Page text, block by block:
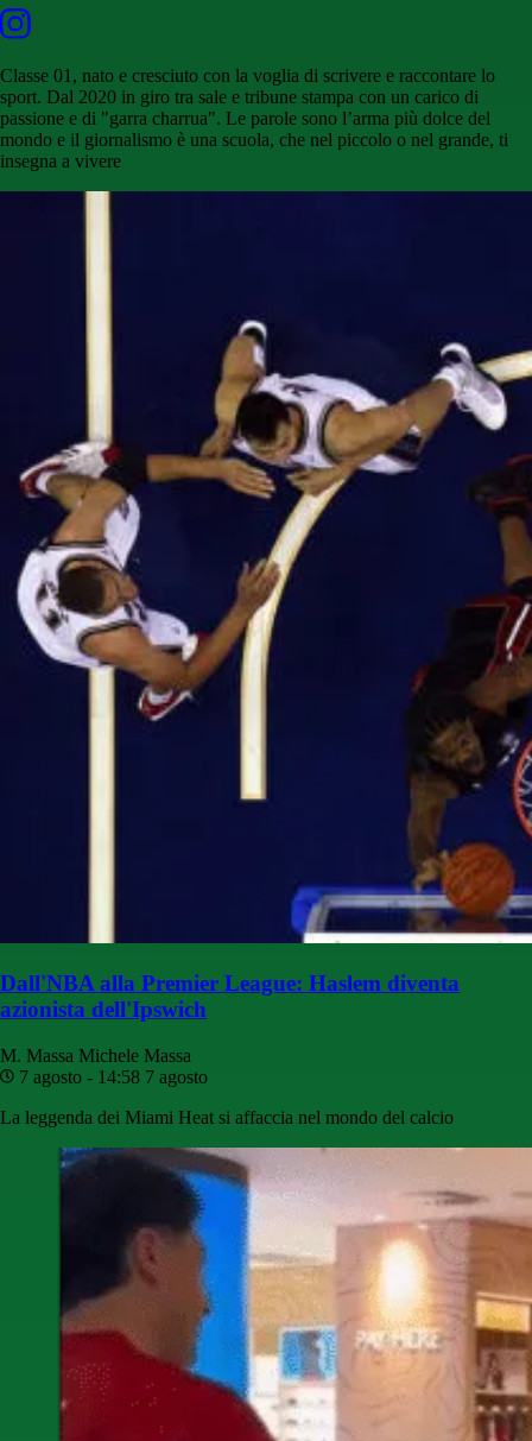
Classe 01, nato e cresciuto con la voglia di scrivere e raccontare lo
sport. Dal 2020 in giro tra sale e tribune stampa con un carico di
passione e di "garra charrua". Le parole sono l’arma più dolce del
mondo e il giornalismo è una scuola, che nel piccolo o nel grande, ti
insegna a vivere
Dall'NBA alla Premier League: Haslem diventa
azionista dell'Ipswich
M. Massa Michele Massa
7 agosto - 14:58 7 agosto
La leggenda dei Miami Heat si affaccia nel mondo del calcio